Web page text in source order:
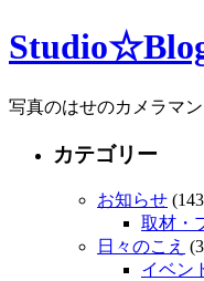
写真のはせのカメラマ
カテゴリー
お知らせ
取材・
日々のこえ
イベン